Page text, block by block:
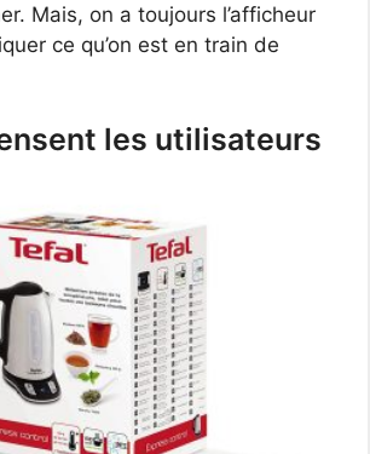
Mais, on a toujours l’afficheur
ce qu’on est en train de
les utilisateurs